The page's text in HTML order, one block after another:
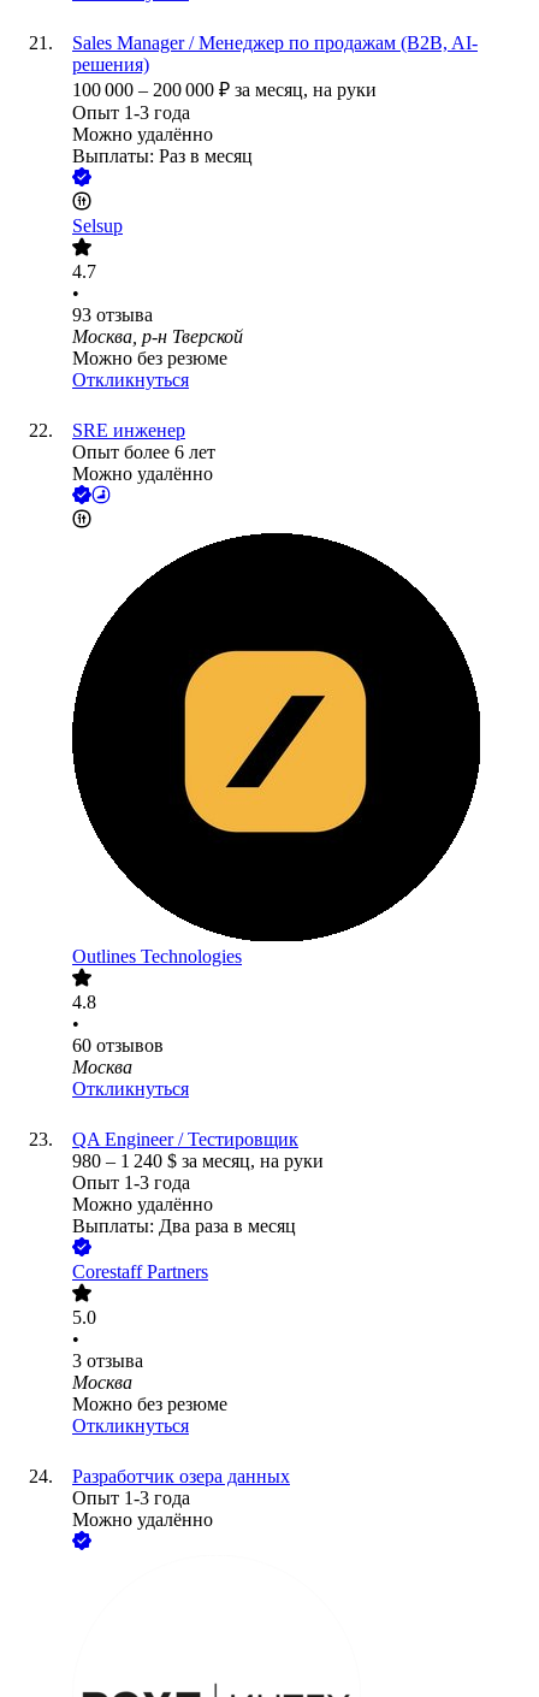
Sales Manager / Менеджер по продажам (B2B, AI-
решения)
100 000 – 200 000 ₽ за месяц, на руки
Опыт 1-3 года
Можно удалённо
Выплаты: Раз в месяц
Selsup
4.7
•
93 отзыва
Москва, р-н Тверской
Можно без резюме
Откликнуться
SRE инженер
Опыт более 6 лет
Можно удалённо
Outlines Technologies
4.8
•
60 отзывов
Москва
Откликнуться
QA Engineer / Тестировщик
980 – 1 240 $ за месяц, на руки
Опыт 1-3 года
Можно удалённо
Выплаты: Два раза в месяц
Corestaff Partners
5.0
•
3 отзыва
Москва
Можно без резюме
Откликнуться
Разработчик озера данных
Опыт 1-3 года
Можно удалённо